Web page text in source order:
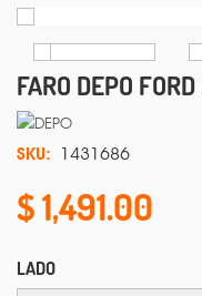
FARO DEPO
SKU: 1431686
1,491.00
LADO